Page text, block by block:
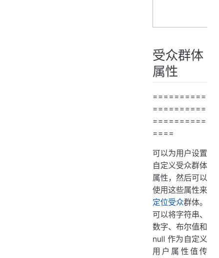
受众群体
属性
==========
==========
==========
====
可以为用户设置
自定义受众群体
属性，然后可以
使用这些属性来
定位受众群体。
可以将字符串、
数字、布尔值和
null 作为自定义
用户属性值传